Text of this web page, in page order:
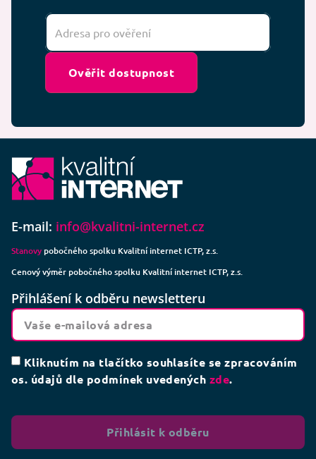
Ověřit dostupnost
E-mail: info@kvalitni-internet.cz
Stanovy pobočného spolku Kvalitní internet ICTP, z.s.
Cenový výměr pobočného spolku Kvalitní internet ICTP, z.s.
Přihlášení k odběru newsletteru
Kliknutím na tlačítko souhlasíte se zpracováním
os. údajů dle podmínek uvedených zde.
Přihlásit k odběru